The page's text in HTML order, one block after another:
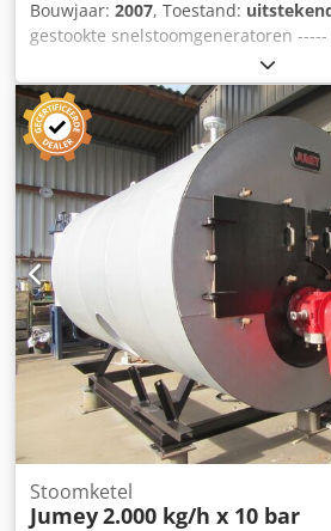
Bouwjaar: 2007, Toestand:
gestookte snelstoomgeneratoren
Ijck Fabrikant : LOOS, Gunzenhausen
capaciteit : 1.000 kg/h Toelaatbare
bar Testdruk : 56 bar Waterinhoud
Verwarmingsoppervlak : 21,9 m²
met Weishaupt combibrander
A, uitvoering ZM-T, 110-1.000 kW,
kg/h, gasregelleiding,
gemonteerd op het ketellichaam en
fijne fittingen.
Stoomketel
Jumey2.000 kg/h x 10 bar